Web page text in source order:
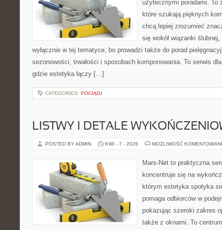
użytecznymi poradami. To
które szukają pięknych
chcą lepiej zrozumieć
się wokół wiązanki
wyłącznie w tej tematyce, bo prowadzi także do porad
sezonowości, trwałości i sposobach komponowania. To serwis
gdzie estetyka łączy […]
CATEGORIES: POCIĄGI
LISTWY I DETALE
POSTED BY ADMIN KWI - 7 - 2026 MOŻLIWOŚĆ
Mars-Net to praktyczna
koncentruje się na
którym estetyka spotyka
pomaga odbiorców w
pokazując szeroki zakres
także z oknami. To